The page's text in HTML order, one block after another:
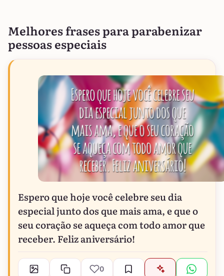
Melhores frases para parabenizar
pessoas especiais
Espero que hoje você celebre seu dia
especial junto dos que mais ama, e que o
seu coração se aqueça com todo amor que
receber. Feliz aniversário!
0